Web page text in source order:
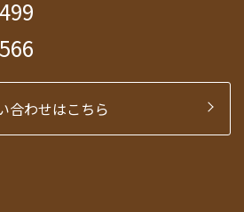
合わせはこちら